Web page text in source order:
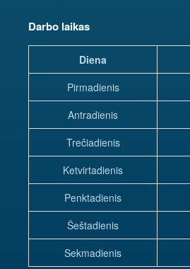
Darbo laikas
Diena
Pirmadienis
Antradienis
Trečiadienis
Ketvirtadienis
Penktadienis
Šeštadienis
Sekmadienis